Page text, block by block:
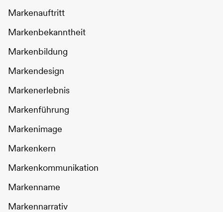
Markenauftritt
Markenbekanntheit
Markenbildung
Markendesign
Markenerlebnis
Markenführung
Markenimage
Markenkern
Markenkommunikation
Markenname
Markennarrativ